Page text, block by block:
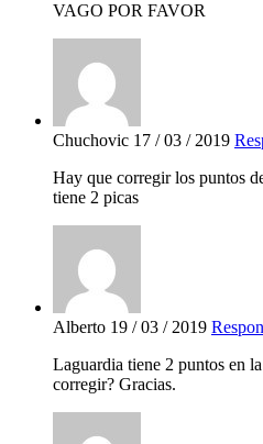
VAGO POR FAVOR
Chuchovic 17 / 03 / 2019
Hay que corregir los puntos
tiene 2 picas
Alberto 19 / 03 / 2019
Laguardia tiene 2 puntos en
corregir? Gracias.